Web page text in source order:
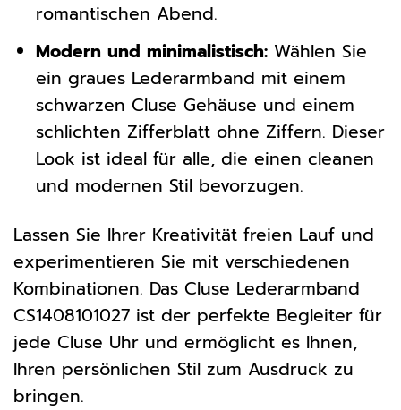
romantischen Abend.
Modern und minimalistisch:Wählen Sie
ein graues Lederarmband mit einem
schwarzen Cluse Gehäuse und einem
schlichten Zifferblatt ohne Ziffern. Dieser
Look ist ideal für alle, die einen cleanen
und modernen Stil bevorzugen.
Lassen Sie Ihrer Kreativität freien Lauf und
experimentieren Sie mit verschiedenen
Kombinationen. Das Cluse Lederarmband
CS1408101027 ist der perfekte Begleiter für
jede Cluse Uhr und ermöglicht es Ihnen,
Ihren persönlichen Stil zum Ausdruck zu
bringen.